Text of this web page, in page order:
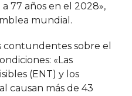
77 años en el 2028»,
mundial.
contundentes sobre el
«Las
(ENT) y los
causan más de 43